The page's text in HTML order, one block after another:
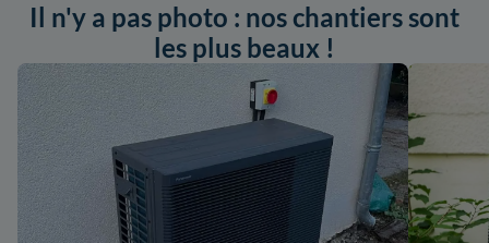
Il n'y a pas photo : nos chantiers sont
les plus beaux !